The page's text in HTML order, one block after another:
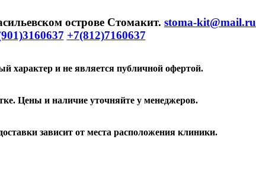
острове Стомакит. stoma-kit@mail.ru
+7(812)7160637
характер и не является публичной офертой.
Цены и наличие уточняйте у менеджеров.
зависит от места расположения клиники.